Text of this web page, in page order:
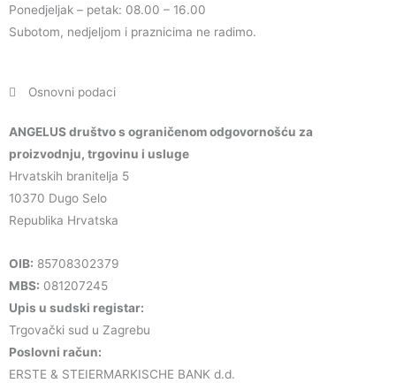
Ponedjeljak – petak: 08.00 – 16.00
Subotom, nedjeljom i praznicima ne radimo.
Osnovni podaci
ANGELUS društvo s ograničenom odgovornošću za
proizvodnju, trgovinu i usluge
Hrvatskih branitelja 5
10370 Dugo Selo
Republika Hrvatska
OIB: 85708302379
MBS: 081207245
Upis u sudski registar:
Trgovački sud u Zagrebu
Poslovni račun:
ERSTE & STEIERMARKISCHE BANK d.d.